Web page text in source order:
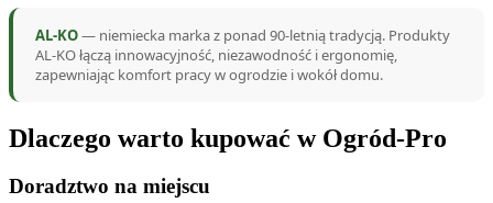
AL-KO— niemiecka marka z ponad 90-letnią tradycją. Produkty
AL-KO łączą innowacyjność, niezawodność i ergonomię,
zapewniając komfort pracy w ogrodzie i wokół domu.
Dlaczego warto kupować w Ogród-Pro
Doradztwo na miejscu